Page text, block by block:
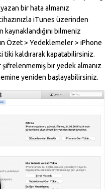
bir hata almanız
iTunes üzerinden
kaynaklandığını bilmeniz
Özet > Yedeklemeler > iPhone
kaldırarak kapatabilirsiniz.
bir yedek almanız
yeniden başlayabilirsiniz.